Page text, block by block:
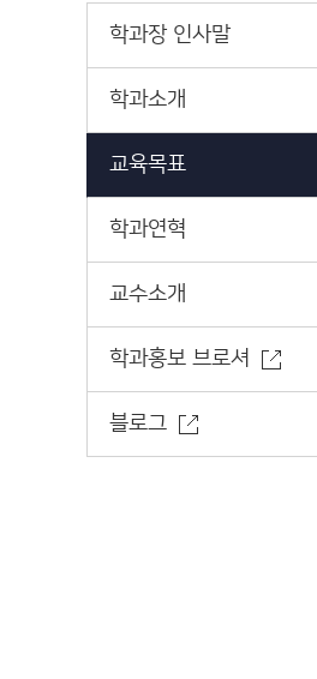
학과장 인사말
학과소개
교육목표
학과연혁
교수소개
학과홍보 브로셔
블로그